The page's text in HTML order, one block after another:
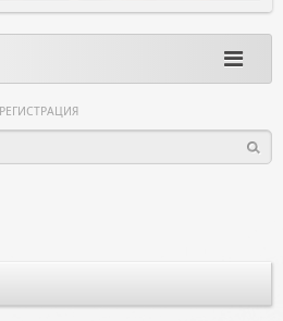
РЕГИСТРАЦИЯ